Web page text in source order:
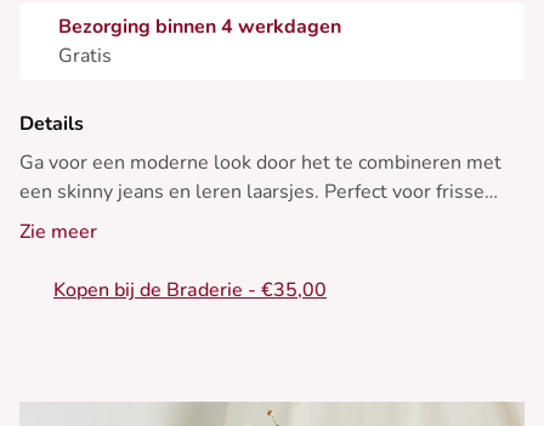
Bezorging binnen 4 werkdagen
Gratis
Details
Ga voor een moderne look door het te combineren met
een skinny jeans en leren laarsjes. Perfect voor frisse
winterdagen.
• Korte jas
• Overhemdkraag
• Stijlvolle paspelzakken
Zie meer
Kopen bij de Braderie - €35,00